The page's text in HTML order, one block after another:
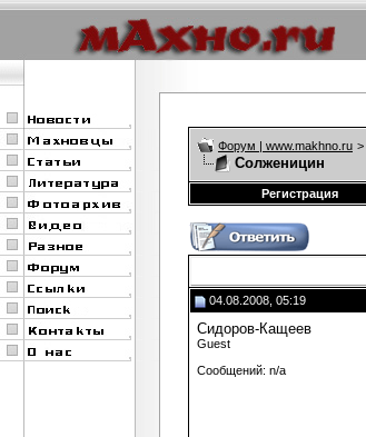
Форум | www.makhno.ru >
Солженицин
Регистрация
04.08.2008, 05:19
Сидоров-Кащеев
Guest
Сообщений: n/a